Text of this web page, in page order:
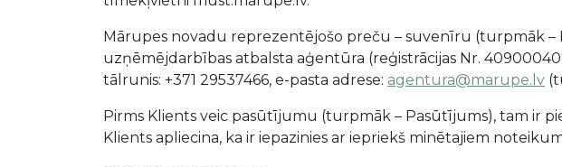
Mārupes novadu reprezentējošo preču – suvenīru (turpmāk –
uzņēmējdarbības atbalsta aģentūra (reģistrācijas Nr.
tālrunis: +371 29537466, e-pasta adrese: agentura@marupe.lv
Pirms Klients veic pasūtījumu (turpmāk – Pasūtījums), tam ir
Klients apliecina, ka ir iepazinies ar iepriekš minētajiem